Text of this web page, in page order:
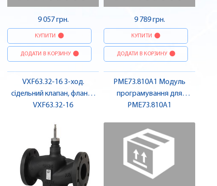
9 057 грн.
КУПИТИ
ДОДАТИ В КОРЗИНУ
9 789 грн.
КУПИТИ
ДОДАТИ В КОРЗИНУ
VXF63.32-16 3-ход.
сідельний клапан, фланц.,
PN40, DN32, kvs 16 |
VXF63.32-16
PME73.810A1 Модуль
програмування для
LME73.000A1 | SIEMENS
PME73.810A1